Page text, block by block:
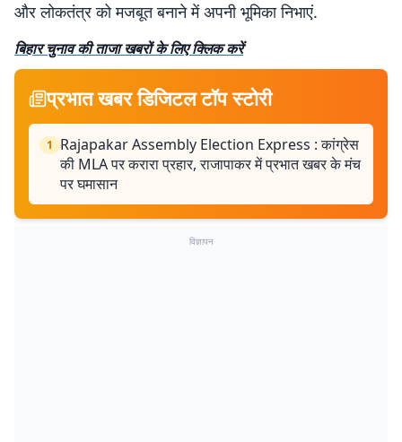
और लोकतंत्र को मजबूत बनाने में अपनी भूमिका निभाएं.
बिहार चुनाव की ताजा खबरों के लिए क्लिक करें
प्रभात खबर डिजिटल टॉप स्टोरी
1
Rajapakar Assembly Election Express : कांग्रेस
की MLA पर करारा प्रहार, राजापाकर में प्रभात खबर के मंच
पर घमासान
विज्ञापन